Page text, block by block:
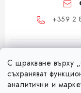
С щракване върху
съхраняват
аналитични и
+359 2